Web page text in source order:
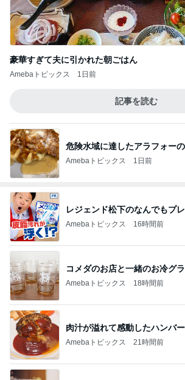
豪華すぎて夫に引かれた朝ごはん
Amebaトピックス 1日前
記事を読む
危険水域に達したアラフォー
Amebaトピックス 1日前
レジェンド松下のなんでもプレ
Amebaトピックス 16時間前
コメダのお店と一緒のお冷グ
Amebaトピックス 18時間前
肉汁が溢れて感動したハンバ
Amebaトピックス 21時間前